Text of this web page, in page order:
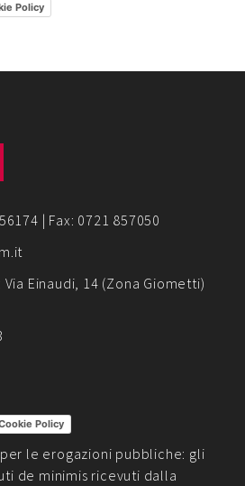
Policy
| Fax: 0721 857050
Via Einaudi, 14 (Zona Giometti)
Policy
le erogazioni pubbliche: gli
de minimis ricevuti dalla